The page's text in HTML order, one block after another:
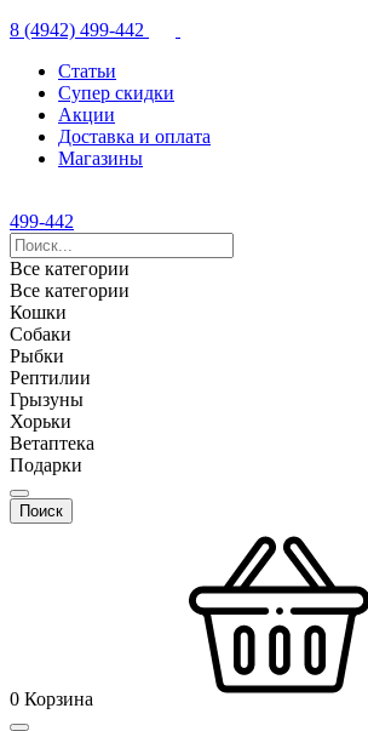
8 (4942) 499-442
Статьи
Супер скидки
Акции
Доставка и оплата
Магазины
499-442
Все категории
Все категории
Кошки
Собаки
Рыбки
Рептилии
Грызуны
Хорьки
Ветаптека
Подарки
0 Корзина